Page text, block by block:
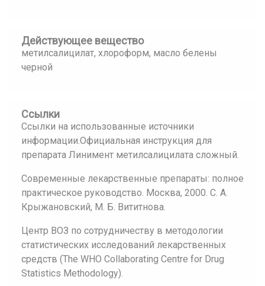
Действующее вещество
метилсалицилат, хлороформ, масло белены
черной
Ссылки
Ссылки на использованные источники
информации.Официальная инструкция для
препарата Линимент метилсалицилата сложный.
Современные лекарственные препараты: полное
практическое руководство. Москва, 2000. С. А.
Крыжановский, М. Б. Вититнова.
Центр ВОЗ по сотрудничеству в методологии
статистических исследований лекарственных
средств (The WHO Collaborating Centre for Drug
Statistics Methodology).